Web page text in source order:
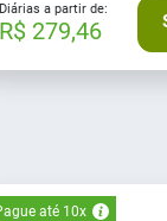
Diárias a partir de:
R$ 279,46
até 10x